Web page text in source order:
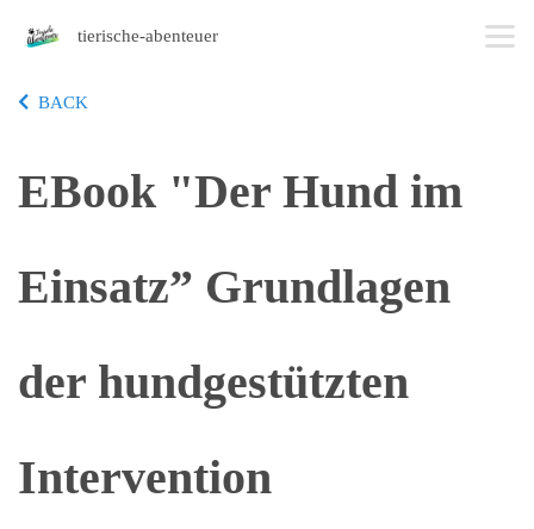
tierische-abenteuer
BACK
EBook "Der Hund im
Einsatz” Grundlagen
der hundgestützten
Intervention